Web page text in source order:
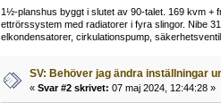
1½-planshus byggt i slutet av 90-talet. 169 kvm +
ettrörssystem med radiatorer i fyra slingor. Nibe
elkondensatorer, cirkulationspump,
SV: Behöver jag ändra inställningar
« Svar #2 skrivet: 07 maj 2024, 12:44:28 »